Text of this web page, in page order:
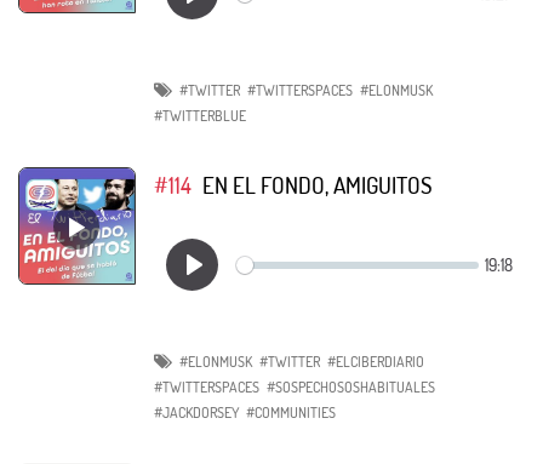
#TWITTER #TWITTERSPACES #ELONMUSK
#TWITTERBLUE
#114 EN EL FONDO, AMIGUITOS
#ELONMUSK #TWITTER #ELCIBERDIARIO
#TWITTERSPACES #SOSPECHOSOSHABITUALES
#JACKDORSEY #COMMUNITIES